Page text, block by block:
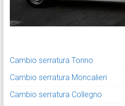
Cambio serratura Torino
Cambio serratura Moncalieri
Cambio serratura Collegno